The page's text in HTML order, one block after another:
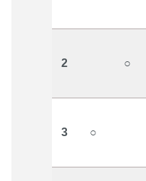
2 ○
3 ○